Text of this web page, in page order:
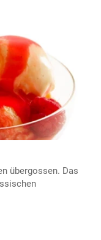
übergossen. Das